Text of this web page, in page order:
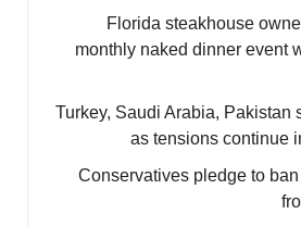
Florida steakhouse
monthly naked dinner event
Turkey, Saudi Arabia, Pakistan
as tensions continue
Conservatives pledge to